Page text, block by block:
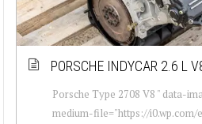
PORSCHE INDYCAR 2.6 L
Porsche Type 2708 V8 " data-
medium-file="https://i0.wp.com/